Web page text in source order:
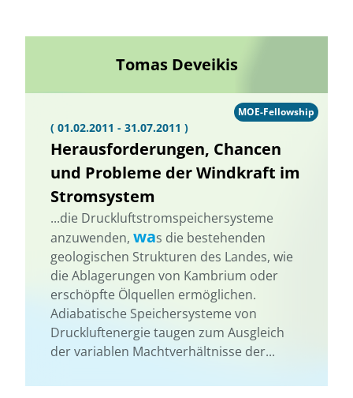
Tomas Deveikis
( 01.02.2011 - 31.07.2011 )
Herausforderungen, Chancen
und Probleme der Windkraft im
Stromsystem
...die Druckluftstromspeichersysteme
anzuwenden, was die bestehenden
geologischen Strukturen des Landes, wie
die Ablagerungen von Kambrium oder
erschöpfte Ölquellen ermöglichen.
Adiabatische Speichersysteme von
Druckluftenergie taugen zum Ausgleich
der variablen Machtverhältnisse der...
MOE-Fellowship